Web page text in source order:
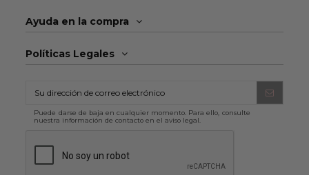
Ayuda en la compra
Políticas Legales
Puede darse de baja en cualquier momento. Para ello, consulte
nuestra información de contacto en el aviso legal.